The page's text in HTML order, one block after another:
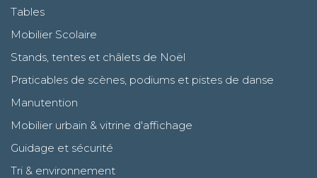
Tables
Mobilier Scolaire
Stands, tentes et châlets de Noël
Praticables de scènes, podiums et pistes de danse
Manutention
Mobilier urbain & vitrine d'affichage
Guidage et sécurité
Tri & environnement